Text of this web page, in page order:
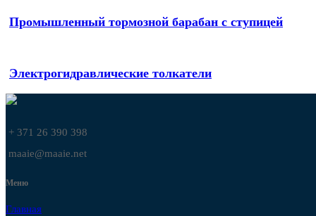
Промышленный тормозной барабан с ступицей
Электрогидравлические толкатели
+ 371 26 390 398
maaie@maaie.net
Меню
Главная